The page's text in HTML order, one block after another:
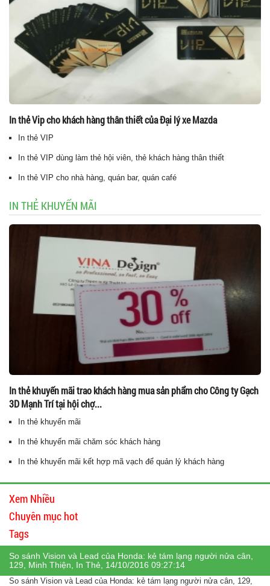
In thẻ Vip cho khách hàng thân thiết của Đại lý xe Mazda
In thẻ VIP
In thẻ VIP dùng làm thẻ hội viên, thẻ khách hàng thân thiết
In thẻ VIP cho nhà hàng, quán bar, quán café
IN THẺ KHUYẾN MÃI
In thẻ khuyến mãi trao khách hàng mua sản phẩm cho Công ty Gạch
3D Mạnh Trí tại hội chợ...
In thẻ khuyến mãi
In thẻ khuyến mãi chăm sóc khách hàng
In thẻ khuyến mãi kết hợp mã vạch để quản lý khách hàng
Xem Nhiều
Chuyên mục hot
Tags
So sánh Vision và Lead của Honda: kẻ tám lạng người nửa cân,
129, Minh Thiện, In Thẻ, 14/10/2016 09:27:14
So sánh Vision và Lead của Honda: kẻ tám lạng người nửa cân, 129,